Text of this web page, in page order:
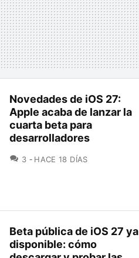
Novedades de iOS 27:
Apple acaba de lanzar la
cuarta beta para
desarrolladores
3 COMENTARIOS
HACE 18 DÍAS
Beta pública de iOS 27 ya
disponible: cómo